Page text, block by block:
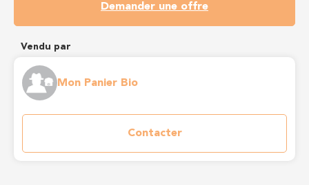
Demander une offre
Vendu par
Mon Panier Bio
Contacter